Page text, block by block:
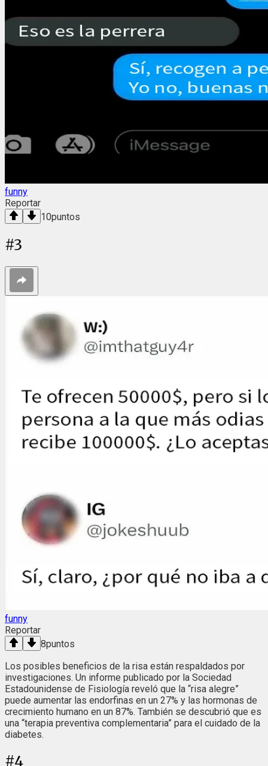
funny
Reportar
10puntos
#3
funny
Reportar
8puntos
Los posibles beneficios de la risa están respaldados por
investigaciones. Un informe publicado por la Sociedad
Estadounidense de Fisiología reveló que la “risa alegre”
puede aumentar las endorfinas en un 27% y las hormonas de
crecimiento humano en un 87%. También se descubrió que es
una “terapia preventiva complementaria” para el cuidado de la
diabetes.
#4